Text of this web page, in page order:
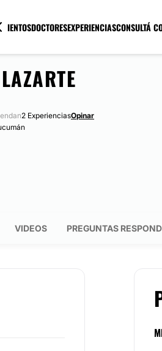
DOCTORESEXPERIENCIASCONSULTÁ
2 ExperienciasOpinar
VIDEOS PREGUNTAS